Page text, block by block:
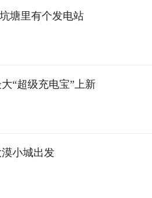
塘里有个发电站
“超级充电宝”上新
小城出发